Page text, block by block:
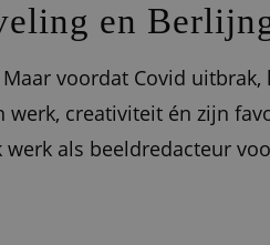
en
voordat Covid uitbrak,
creativiteit én zijn
als beeldredacteur